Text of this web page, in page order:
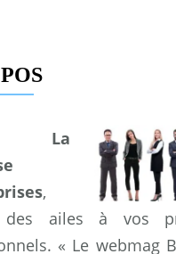
La
,
des ailes à vos
« Le webmag